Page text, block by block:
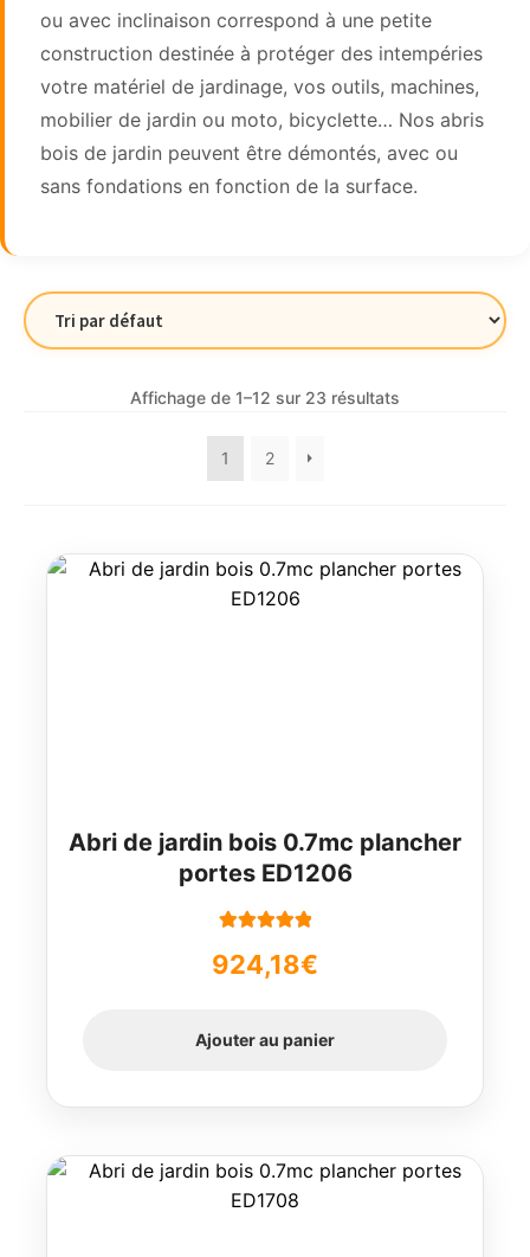
ou avec inclinaison correspond à une petite
construction destinée à protéger des intempéries
votre matériel de jardinage, vos outils, machines,
mobilier de jardin ou moto, bicyclette… Nos abris
bois de jardin peuvent être démontés, avec ou
sans fondations en fonction de la surface.
Affichage de 1–12 sur 23 résultats
1 2
Abri de jardin bois 0.7mc plancher
portes ED1206
5
924,18€
Ajouter au panier